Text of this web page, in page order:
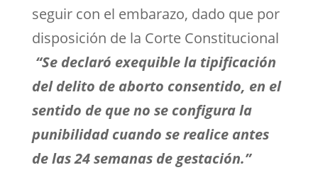
seguir con el embarazo, dado que por
disposición de la Corte Constitucional
“Se declaró exequible la tipificación
del delito de aborto consentido, en el
sentido de que no se configura la
punibilidad cuando se realice antes
de las 24 semanas de gestación.”